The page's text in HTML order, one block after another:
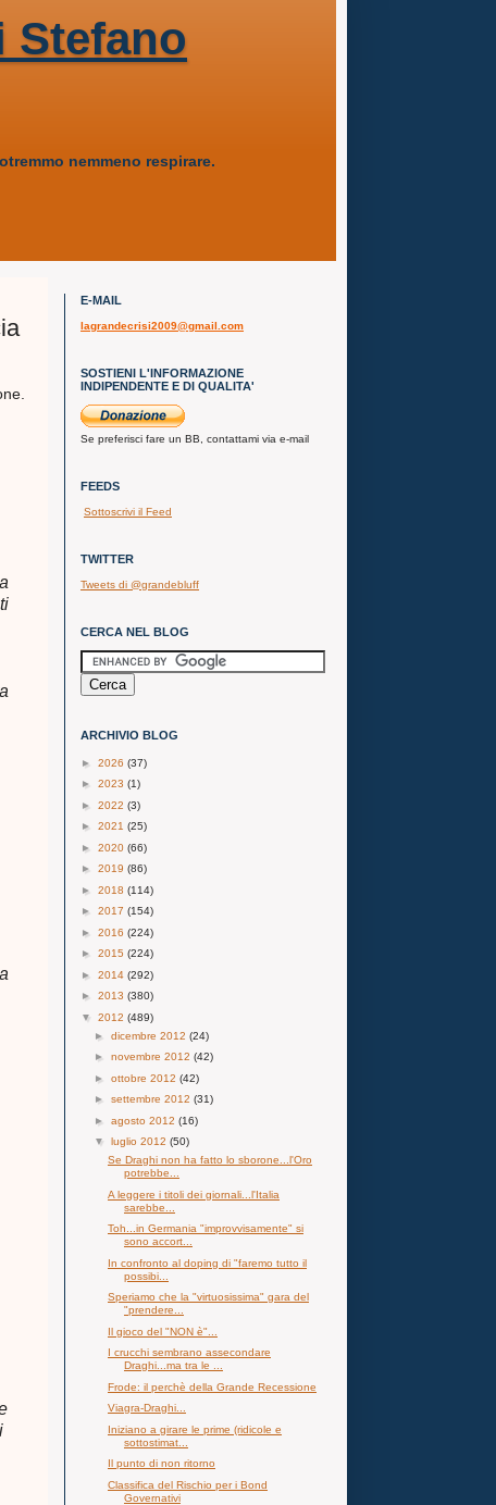
Stefano
nemmeno respirare.
E-MAIL
lagrandecrisi2009@gmail.com
SOSTIENI L'INFORMAZIONE
INDIPENDENTE E DI QUALITA'
Se preferisci fare un BB, contattami via e-mail
FEEDS
Sottoscrivi il Feed
TWITTER
Tweets di @grandebluff
CERCA NEL BLOG
ARCHIVIO BLOG
► 2026 (37)
► 2023 (1)
► 2022 (3)
► 2021 (25)
► 2020 (66)
► 2019 (86)
► 2018 (114)
► 2017 (154)
► 2016 (224)
► 2015 (224)
► 2014 (292)
► 2013 (380)
▼ 2012 (489)
► dicembre 2012 (24)
► novembre 2012 (42)
► ottobre 2012 (42)
► settembre 2012 (31)
► agosto 2012 (16)
▼ luglio 2012 (50)
Se Draghi non ha fatto lo sborone...l'Oro
potrebbe...
A leggere i titoli dei giornali...l'Italia
sarebbe...
Toh...in Germania "improvvisamente" si
sono accort...
In confronto al doping di "faremo tutto il
possibi...
Speriamo che la "virtuosissima" gara del
"prendere...
Il gioco del "NON è"...
I crucchi sembrano assecondare
Draghi...ma tra le ...
Frode: il perchè della Grande Recessione
Viagra-Draghi...
Iniziano a girare le prime (ridicole e
sottostimat...
Il punto di non ritorno
Classifica del Rischio per i Bond
Governativi